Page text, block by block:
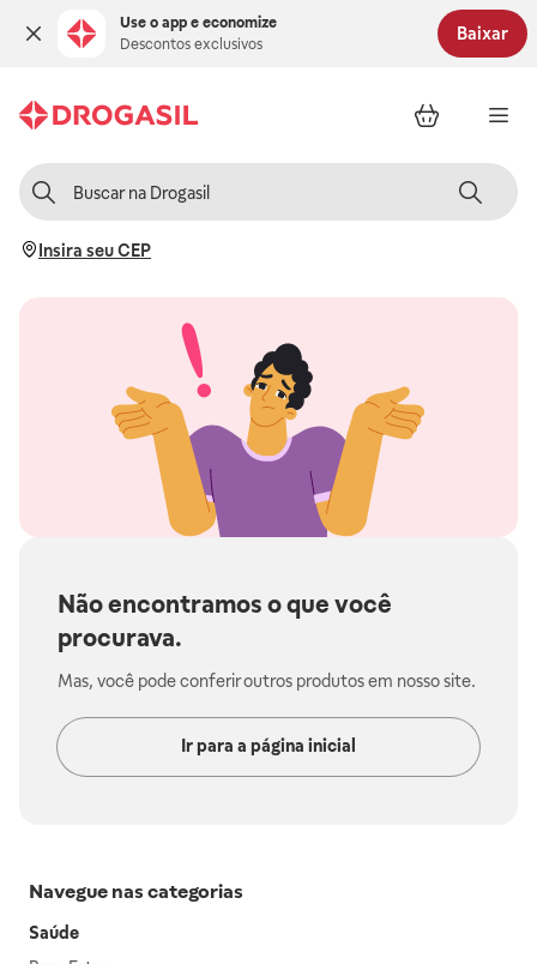
Use o app e economize
Descontos exclusivos
Baixar
Insira seu CEP
Não encontramos o que você
procurava.
Mas, você pode conferir outros produtos em nosso site.
Ir para a página inicial
Navegue nas categorias
Saúde